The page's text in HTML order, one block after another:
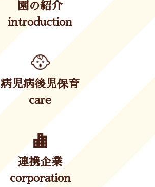
園の紹介
introduction
病児病後児保育
care
連携企業
corporation